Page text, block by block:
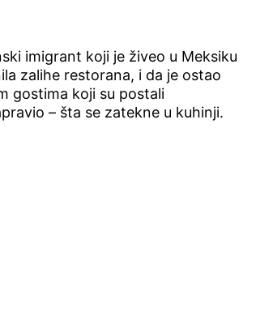
imigrant koji je živeo u Meksiku
zalihe restorana, i da je ostao
gostima koji su postali
– šta se zatekne u kuhinji.